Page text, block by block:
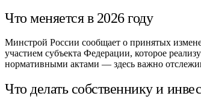
Что меняется в 2026 году
Минстрой России сообщает о принятых
участием субъекта Федерации, которое
нормативными актами — здесь важно
Что делать собственнику и